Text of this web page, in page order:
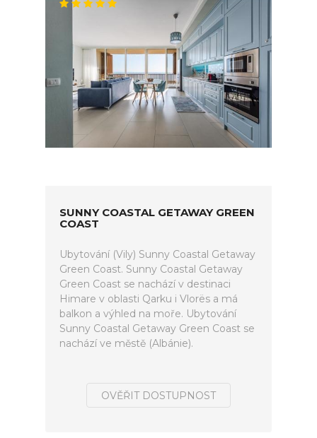
SUNNY COASTAL GETAWAY GREEN
COAST
Ubytování (Vily) Sunny Coastal Getaway
Green Coast. Sunny Coastal Getaway
Green Coast se nachází v destinaci
Himare v oblasti Qarku i Vlorës a má
balkon a výhled na moře. Ubytování
Sunny Coastal Getaway Green Coast se
nachází ve městě (Albánie).
OVĚŘIT DOSTUPNOST